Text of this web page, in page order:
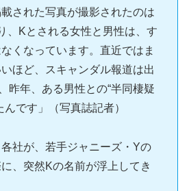
載された写真が撮影されたのは
、Kとされる女性と男性は、す
くなっています。直近ではま
ほど、スキャンダル報道は出
昨年、ある男性との“半同棲疑
です」（写真誌記者）
社が、若手ジャニーズ・Yの
、突然Kの名前が浮上してき